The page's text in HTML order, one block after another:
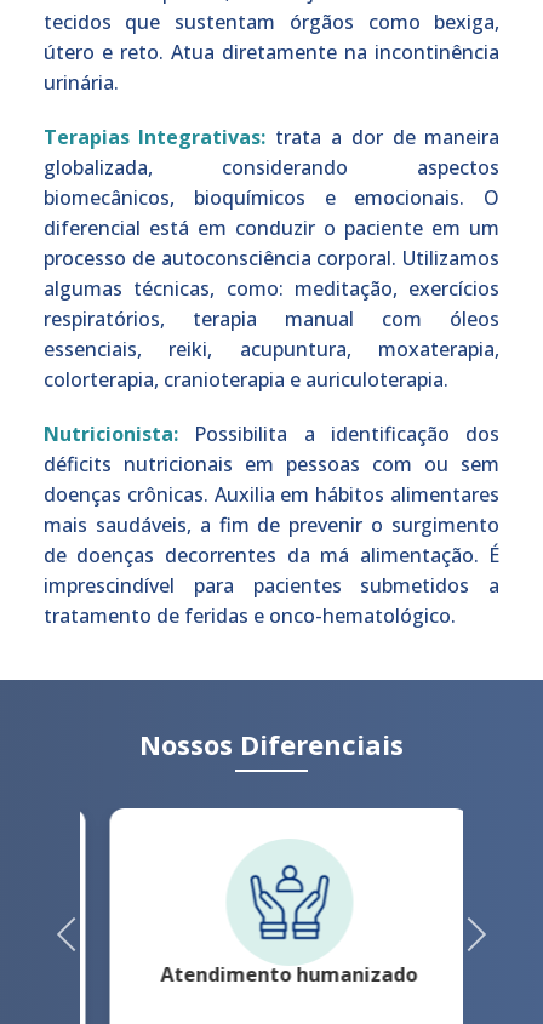
tecidos que sustentam órgãos como bexiga,
útero e reto. Atua diretamente na incontinência
urinária.
Terapias Integrativas: trata a dor de maneira
globalizada, considerando aspectos
biomecânicos, bioquímicos e emocionais. O
diferencial está em conduzir o paciente em um
processo de autoconsciência corporal. Utilizamos
algumas técnicas, como: meditação, exercícios
respiratórios, terapia manual com óleos
essenciais, reiki, acupuntura, moxaterapia,
colorterapia, cranioterapia e auriculoterapia.
Nutricionista:Possibilita a identificação dos
déficits nutricionais em pessoas com ou sem
doenças crônicas. Auxilia em hábitos alimentares
mais saudáveis, a fim de prevenir o surgimento
de doenças decorrentes da má alimentação. É
imprescindível para pacientes submetidos a
tratamento de feridas e onco-hematológico.
Nossos Diferenciais
Previous
Atendimento humanizado
Next